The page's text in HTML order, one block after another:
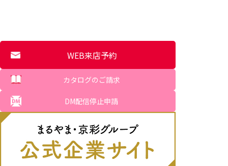
WEB来店予約
カタログのご請求
DM配信停止申請